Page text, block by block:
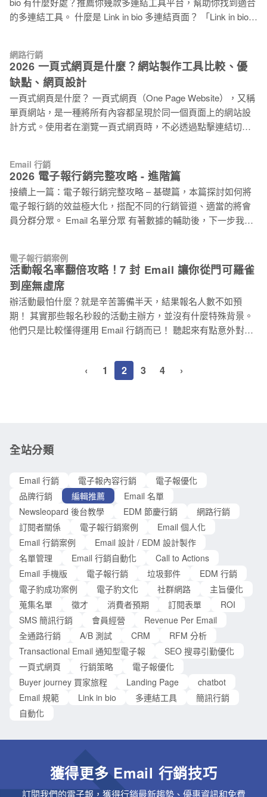
無法有效篩選真正的目標客群 4. VIP 贈品活動：缺乏完整的參
與者資料，導致後續追蹤斷層 5. 限量商品優惠：使用率不如預
致現場出席率偏低 7. 新品體驗活動：客戶回饋收集不完整，錯
失改善機會 面對上述挑戰，建立自有名單、累積一線客戶資
料，已成為品牌永續經營的關鍵策略。 透過完善的名單收集機
制，品牌能夠建立起專屬的客戶資料庫，不僅能降低對廣告平
的多連結工具。 什麼是 Link in bio 多連結頁面？ 「Link in bio」
例如：網站、Podcast、部落格、線上商店或者其他社群平台
等。許多熱門的社群平台都能看見 link in bio 的應用，如：
Instagram、TikTok、X（Twitter）、Threads 和部落格等。 在
Instagram 社群平台，由於貼文中不允許放置可點擊的連結，所
以 link in bio 就成了一個很好的替代選擇。你可以在貼文中提示
大家到你的個人簡介去找這個連結，藉此引導他們到你想分享
Landing page 著陸頁」，透過這個頁面完整呈現你的想與粉絲
溝通的重要資訊和你希望粉絲點擊前往的頁面。
網路行銷
2026 一頁式網頁是什麼？網站製作工具比較、優
缺點、網頁設計
一頁式網頁是什麼？ 一頁式網頁（One Page Website），又稱
單頁網站，是一種將所有內容都呈現於同一個頁面上的網站設
計方式。使用者在瀏覽一頁式網頁時，不必透過點擊連結切換
光且有效的一頁式網頁，對企業推廣行銷活動上有很大的方便
性和策略上的應用。一頁式網頁讓行銷活動可以快速上線和直
接與訪客進行溝通，成為行銷活動中許多企業必備的選擇。然
而，一頁式網頁也存在著一些既有的限制，因此企業在製作一
頁式網頁時應謹慎評估其利弊。 一頁式網頁 優點 缺點 評估重
佳、不利於長期發展、不利於 SEO 一頁式網頁的優點 快速製
作上線 一頁式網頁的設計和製作通常相對簡單，因此可以更快
速地完成上線。對於需要快速推出產品或活動的企業來說，這
可以為他們提供時間優勢，搶先占領市場或檔期活動。 一致的
品牌形象 由
Email 行銷
2026 電子報行銷完整攻略 - 進階篇
接續上一篇：電子報行銷完整攻略 – 基礎篇，本篇探討如何將
電子報行銷的效益極大化，搭配不同的行銷管道、適當的將會
員分群分眾。 Email 名單分眾 有著數據的輔助後，下一步我們
外，定期整理你的名單也很重要，將活躍的名單設為 VVIP、將
不同興趣的會員分群分類⋯⋯。 * 基本管理你的名單：Email 名
單管理 * 將你的會員分類：Email 行銷別再亂槍打鳥！名單分眾
讓你對症下藥 * 不認識灰色郵件？別說你懂電子報行銷 Email
A/B 測試 過去大多行銷人員只能透過猜測使用者喜好來設計行
銷活動，這樣的方式能帶來的成效有限。為了更準確且更有效
了解使用者的偏好，作為後續優化的參考依據。例如以下兩封
電子報行銷案例
活動報名率翻倍攻略！7 封 Email 讓你從門可羅雀
到座無虛席
辦活動最怕什麼？就是辛苦籌備半天，結果報名人數不如預
期！ 其實那些報名秒殺的活動主辦方，並沒有什麼特殊背景。
他們只是比較懂得運用 Email 行銷而已！ 聽起來有點意外對
查，72% 的消費者仍偏好透過 Email 接收活動資訊。更重要的
是，善用 Email 策略的主辦方，報名率往往比同業高出許多。
精彩回顧，甚至後續問卷調查，都能讓參與者留下好印象。願
意參加下次活動。 這就是 Email 行銷的價值所在！從陌生受眾
動建立更好的品牌形象。 想了解這套「活動行銷策略」嗎？接
下來的 7 封關鍵信件，將幫助你有效提升活動的報名率和參與
度！ 為什麼 Email 行銷是舉辦活動的成功關鍵？
‹ 1 2 3 4 ›
全站分類
Email 行銷 電子報內容行銷
電子報優化
品牌行銷
編輯推薦
Email 名單
Newsleopard 後台教學
EDM 節慶行銷
網路行銷
訂閱者關係
電子報行銷案例
Email 個人化
Email 行銷案例
Email 設計 / EDM 設計製作
名單管理
Email 行銷自動化
Call to Actions
Email 手機版
電子報行銷 垃圾郵件
EDM 行銷
電子豹成功案例
電子豹文化 社群網路
主旨優化
蒐集名單
徵才 消費者預期 訂閱表單
ROI
SMS 簡訊行銷
會員經營
Revenue Per Email
全通路行銷
A/B 測試 CRM
RFM 分析
Transactional Email 通知型電子報
SEO 搜尋引勤優化
一頁式網頁
行銷策略
電子報優化
Buyer journey 買家旅程
Landing Page
chatbot
Email 規範
Link in bio 多連結工具
簡訊行銷
自動化
獲得更多 Email 行銷技巧
訂閱我們的電子報，獲得行銷最新趨勢、優惠資訊和免費